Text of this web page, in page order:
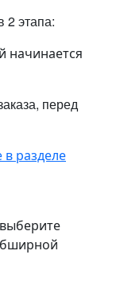
2 этапа:
начинается
перед
разделе